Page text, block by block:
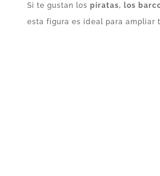
Si te gustan los piratas, los
esta figura es ideal para ampliar